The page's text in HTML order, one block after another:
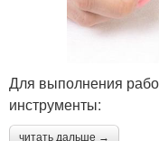
Для выполнения
инструменты:
читать дальше →